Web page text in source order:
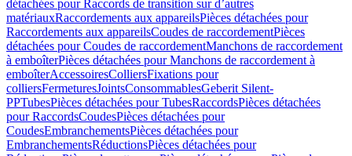
détachées pour Raccords de transition sur d’autres
matériauxRaccordements aux appareilsPièces détachées pour
Raccordements aux appareilsCoudes de raccordementPièces
détachées pour Coudes de raccordementManchons de raccordement
à emboîterPièces détachées pour Manchons de raccordement à
emboîterAccessoiresColliersFixations pour
colliersFermeturesJointsConsommablesGeberit Silent-
PPTubesPièces détachées pour TubesRaccordsPièces détachées
pour RaccordsCoudesPièces détachées pour
CoudesEmbranchementsPièces détachées pour
EmbranchementsRéductionsPièces détachées pour